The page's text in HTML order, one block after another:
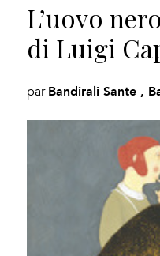
L’uovo
di Luigi
par Bandirali Sante ,